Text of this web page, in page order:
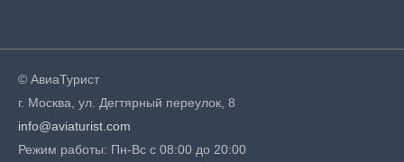
© АвиаТурист
г. Москва, ул. Дегтярный переулок, 8
info@aviaturist.com
Режим работы: Пн-Вс с 08:00 до 20:00